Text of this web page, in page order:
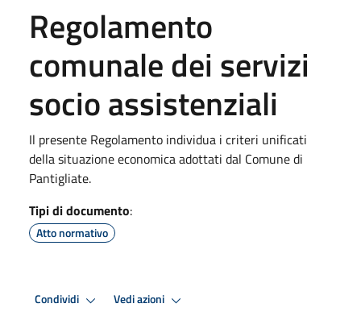
Regolamento
comunale dei servizi
socio assistenziali
Il presente Regolamento individua i criteri unificati
della situazione economica adottati dal Comune di
Pantigliate.
Tipi di documento:
Atto normativo
Condividi Vedi azioni